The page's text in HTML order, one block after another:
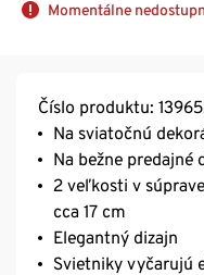
Momentálne
Číslo produktu:
Na sviatočnú
Na bežne predajné
2 veľkosti v
cca 17 cm
Elegantný dizajn
Svietniky vyčarujú